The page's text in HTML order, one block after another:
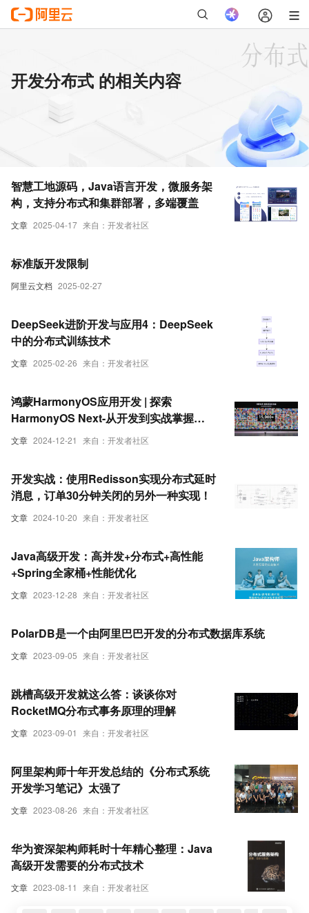
开发分布式 的相关内容
文章 2025-04-17 来自：开发者社区
智慧工地源码，Java语言开发，微服务架
构，支持分布式和集群部署，多端覆盖
阿里云文档 2025-02-27
标准版开发限制
文章 2025-02-26 来自：开发者社区
DeepSeek进阶开发与应用4：DeepSeek
中的分布式训练技术
文章 2024-12-21 来自：开发者社区
鸿蒙HarmonyOS应用开发 | 探索
HarmonyOS Next-从开发到实战掌握
HarmonyOS Next 的分布式能力
文章 2024-10-20 来自：开发者社区
开发实战：使用Redisson实现分布式延时
消息，订单30分钟关闭的另外一种实现！
文章 2023-12-28 来自：开发者社区
Java高级开发：高并发+分布式+高性能
+Spring全家桶+性能优化
文章 2023-09-05 来自：开发者社区
PolarDB是一个由阿里巴巴开发的分布式数据库系统
文章 2023-09-01 来自：开发者社区
跳槽高级开发就这么答：谈谈你对
RocketMQ分布式事务原理的理解
文章 2023-08-26 来自：开发者社区
阿里架构师十年开发总结的《分布式系统
开发学习笔记》太强了
文章 2023-08-11 来自：开发者社区
华为资深架构师耗时十年精心整理：Java
高级开发需要的分布式技术